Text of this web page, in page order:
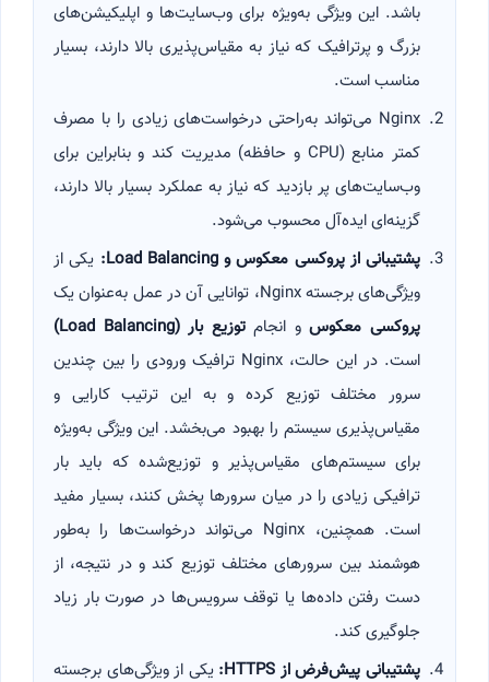
باشد. این ویژگی به‌ویژه برای وب‌سایت‌ها و اپلیکیشن‌های
بزرگ و پرترافیک که نیاز به مقیاس‌پذیری بالا دارند، بسیار
مناسب است.
Nginx می‌تواند به‌راحتی درخواست‌های زیادی را با مصرف
کمتر منابع (CPU و حافظه) مدیریت کند و بنابراین برای
وب‌سایت‌های پر بازدید که نیاز به عملکرد بسیار بالا دارند،
گزینه‌ای ایده‌آل محسوب می‌شود.
پشتیبانی از پروکسی معکوس و Load Balancing:
یکی از
ویژگی‌های برجسته Nginx، توانایی آن در عمل به‌عنوان یک
پروکسی معکوسو انجامتوزیع بار(Load Balancing)
است. در این حالت، Nginx ترافیک ورودی را بین چندین
سرور مختلف توزیع کرده و به این ترتیب کارایی و
مقیاس‌پذیری سیستم را بهبود می‌بخشد. این ویژگی به‌ویژه
برای سیستم‌های مقیاس‌پذیر و توزیع‌شده که باید بار
ترافیکی زیادی را در میان سرورها پخش کنند، بسیار مفید
است. همچنین، Nginx می‌تواند درخواست‌ها را به‌طور
هوشمند بین سرورهای مختلف توزیع کند و در نتیجه، از
دست رفتن داده‌ها یا توقف سرویس‌ها در صورت بار زیاد
جلوگیری کند.
پشتیبانی پیش‌فرض از
یکی از ویژگی‌های برجسته